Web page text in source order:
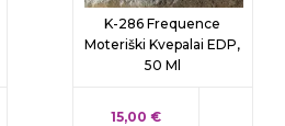
K-286 Frequence
Moteriški Kvepalai EDP,
50 Ml
KAINA
15,00 €